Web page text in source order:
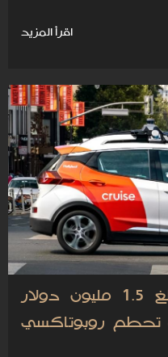
اقرأ المزيد
تغريم شركة كروز مبلغ 1.5 مليون دولار
تحطم روبوتاكسي